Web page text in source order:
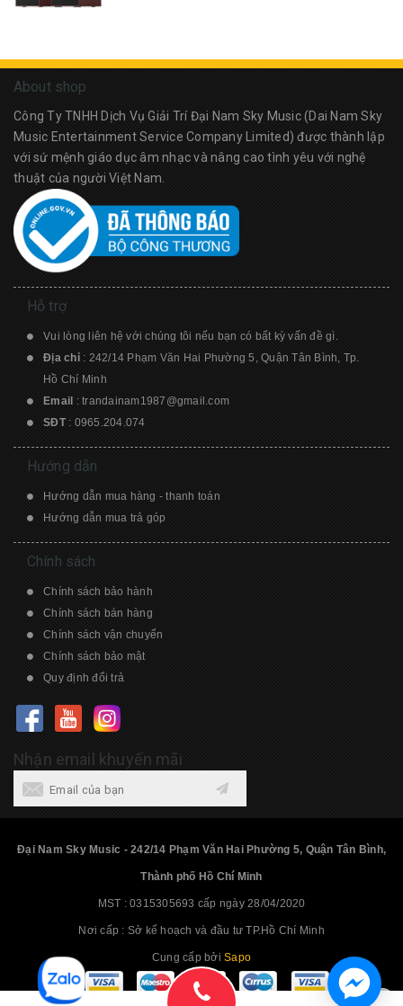
About shop
Công Ty TNHH Dịch Vụ Giải Trí Đại Nam Sky Music (Dai Nam Sky
Music Entertainment Service Company Limited) được thành lập
với sứ mệnh giáo dục âm nhạc và nâng cao tình yêu với nghệ
thuật của người Việt Nam.
Hỗ trợ
Vui lòng liên hệ với chúng tôi nếu bạn có bất kỳ vấn đề gì.
Địa chỉ : 242/14 Phạm Văn Hai Phường 5, Quận Tân Bình, Tp.
Hồ Chí Minh
Email : trandainam1987@gmail.com
SĐT : 0965.204.074
Hướng dẫn
Hướng dẫn mua hàng - thanh toán
Hướng dẫn mua trả góp
Chính sách
Chính sách bảo hành
Chính sách bán hàng
Chính sách vận chuyển
Chính sách bảo mật
Quy định đổi trả
Nhận email khuyến mãi
Đại Nam Sky Music - 242/14 Phạm Văn Hai Phường 5, Quận Tân Bình,
Thành phố Hồ Chí Minh
MST : 0315305693 cấp ngày 28/04/2020
Nơi cấp : Sở kế hoạch và đầu tư TP.Hồ Chí Minh
Cung cấp bởiSapo